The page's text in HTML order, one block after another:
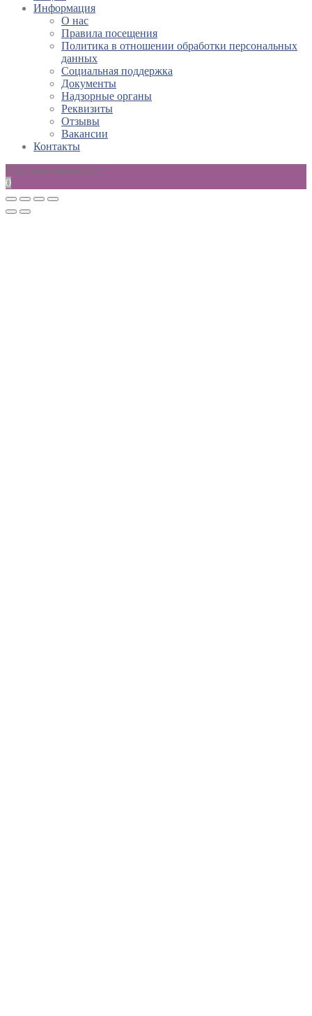
Информация
О нас
Правила посещения
Политика в отношении обработки персональных
данных
Социальная поддержка
Документы
Надзорные органы
Реквизиты
Отзывы
Вакансии
Контакты
Ваш заказ пока пуст
0